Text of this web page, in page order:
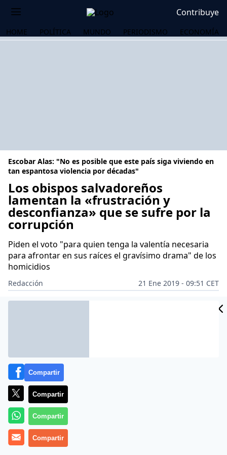
Contribuye
HOME POLÍTICA MUNDO PERIODISMO ECONOMÍA
Escobar Alas: "No es posible que este país siga viviendo en
tan espantosa violencia por décadas"
Los obispos salvadoreños
lamentan la «frustración y
desconfianza» que se sufre por la
corrupción
Piden el voto "para quien tenga la valentía necesaria
para afrontar en sus raíces el gravísimo drama" de los
homicidios
Redacción
21 Ene 2019 - 09:51 CET
Archivado en: AMÉRICA
Compartir
Compartir
Compartir
Compartir